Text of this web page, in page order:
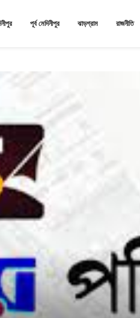
পূর্ব মেদিনীপুর ঝাড়গ্রাম রাজনীতি